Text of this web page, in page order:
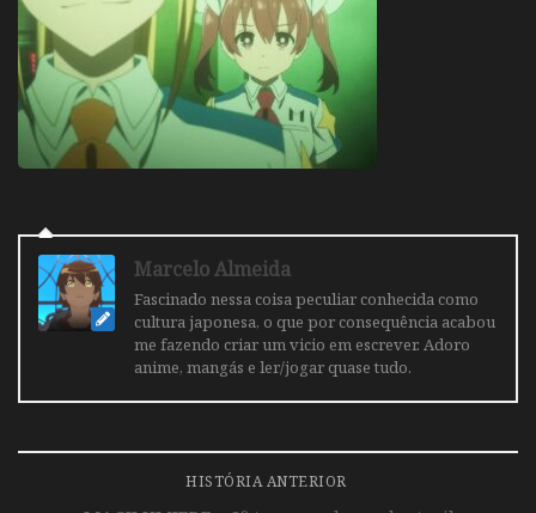
Marcelo Almeida
Fascinado nessa coisa peculiar conhecida como
cultura japonesa, o que por consequência acabou
me fazendo criar um vicio em escrever. Adoro
anime, mangás e ler/jogar quase tudo.
HISTÓRIA ANTERIOR